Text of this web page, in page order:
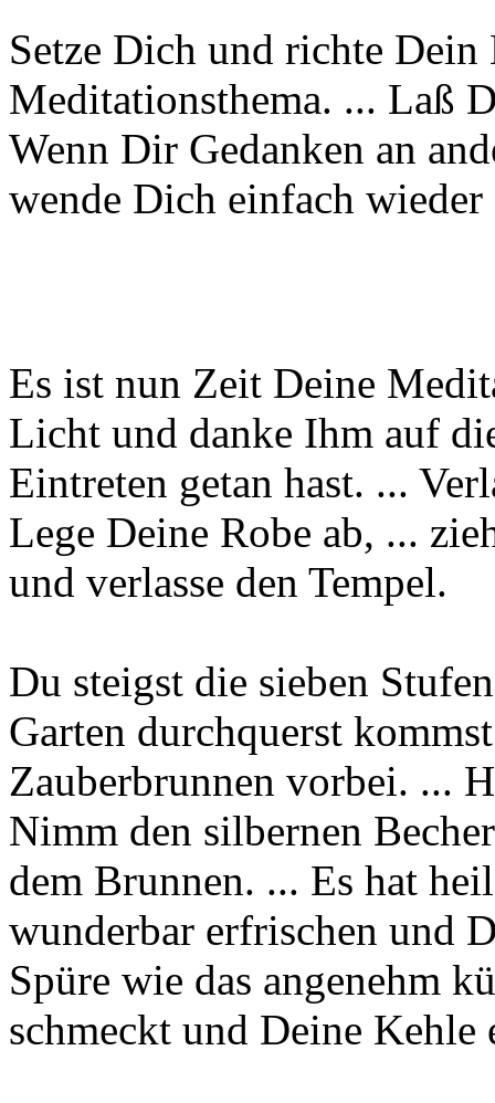
Setze Dich und richte Dein
Meditationsthema. ... Laß
Wenn Dir Gedanken an
wende Dich einfach
Es ist nun Zeit Deine
Licht und danke Ihm auf
Eintreten getan hast. ...
Lege Deine Robe ab, ...
und verlasse den Tempel.
Du steigst die sieben
Garten durchquerst
Zauberbrunnen vorbei. ...
Nimm den silbernen
dem Brunnen. ... Es hat
wunderbar erfrischen und
Spüre wie das angenehm
schmeckt und Deine Kehle